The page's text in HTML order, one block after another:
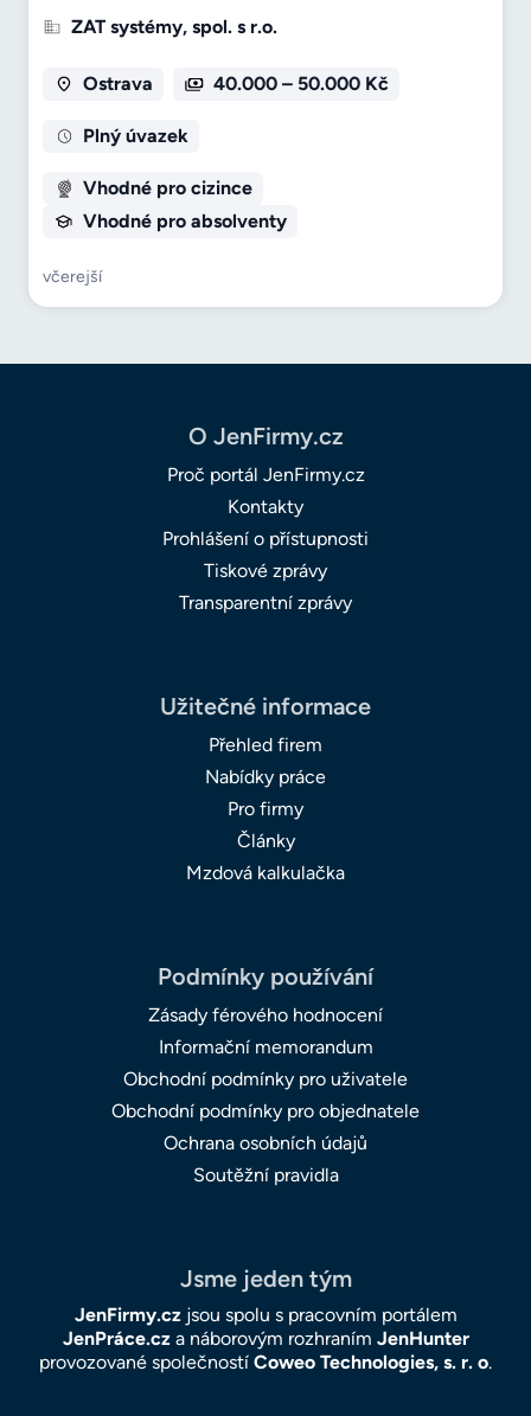
ZAT systémy, spol. s r.o.
Ostrava 40.000 – 50.000 Kč
Plný úvazek
Vhodné pro cizince
Vhodné pro absolventy
včerejší
O JenFirmy.cz
Proč portál JenFirmy.cz
Kontakty
Prohlášení o přístupnosti
Tiskové zprávy
Transparentní zprávy
Užitečné informace
Přehled firem
Nabídky práce
Pro firmy
Články
Mzdová kalkulačka
Podmínky používání
Zásady férového hodnocení
Informační memorandum
Obchodní podmínky pro uživatele
Obchodní podmínky pro objednatele
Ochrana osobních údajů
Soutěžní pravidla
Jsme jeden tým
JenFirmy.czjsou spolu s pracovním portálem
JenPráce.cza náborovým rozhraním JenHunter
provozované společností Coweo Technologies, s. r. o.